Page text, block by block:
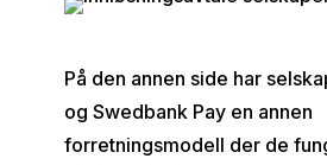
På den annen side har
og Swedbank Pay en annen
forretningsmodell der de